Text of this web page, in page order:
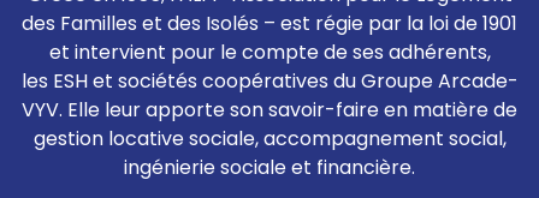
des Familles et des Isolés – est régie par la loi de 1901
et intervient pour le compte de ses adhérents,
les ESH et sociétés coopératives du Groupe Arcade-
VYV. Elle leur apporte son savoir-faire en matière de
gestion locative sociale, accompagnement social,
ingénierie sociale et financière.